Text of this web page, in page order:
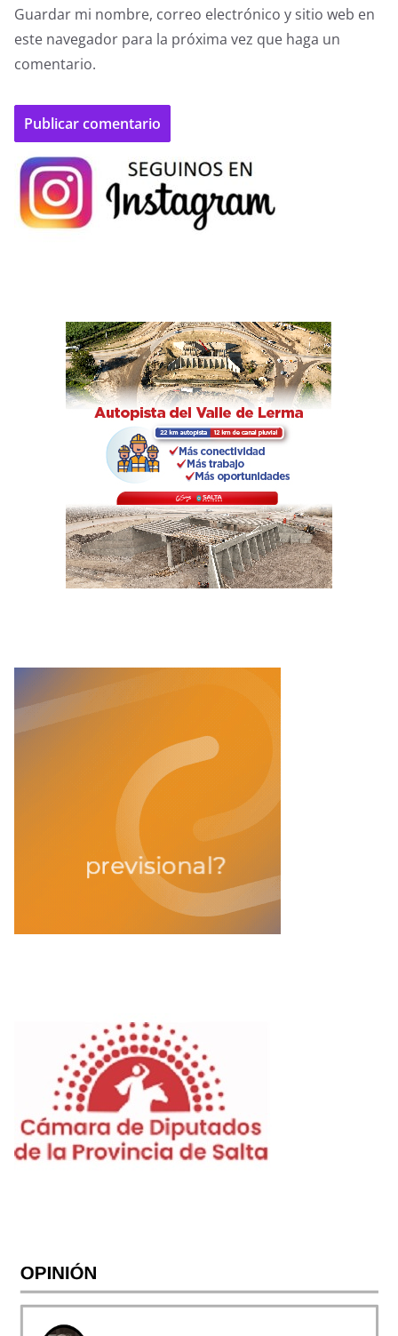
Guardar mi nombre, correo electrónico y sitio web en
este navegador para la próxima vez que haga un
comentario.